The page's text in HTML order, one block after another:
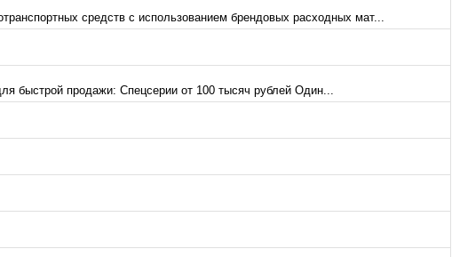
средств с использованием брендовых расходных мат...
быстрой продажи: Спецсерии от 100 тысяч рублей Один...